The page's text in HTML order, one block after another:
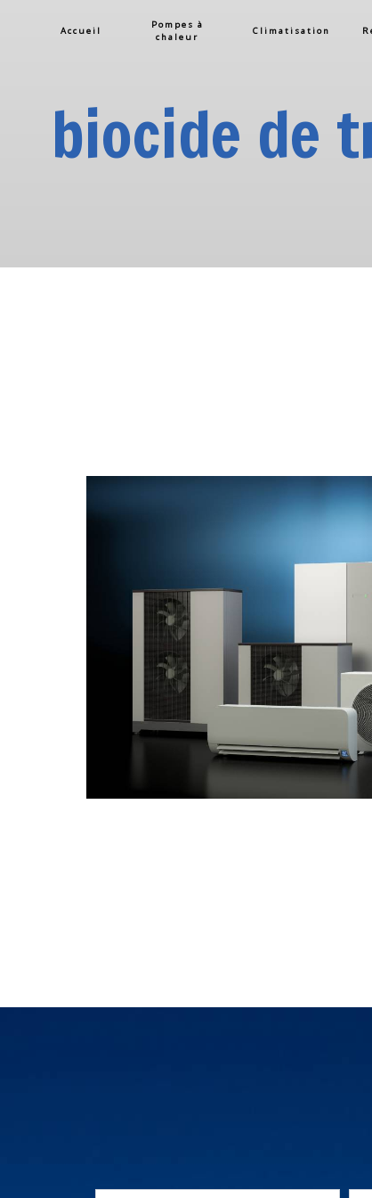
Accueil
Pompes à
chaleur
Climatisation
biocide de